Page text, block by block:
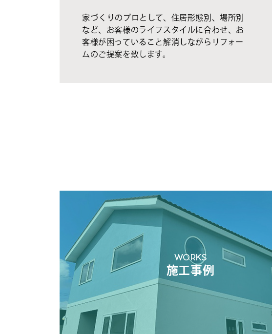
家づくりのプロとして、住居形態別、場所別
など、お客様のライフスタイルに合わせ、お
客様が困っていること解消しながらリフォー
ムのご提案を致します。
WORKS
施工事例